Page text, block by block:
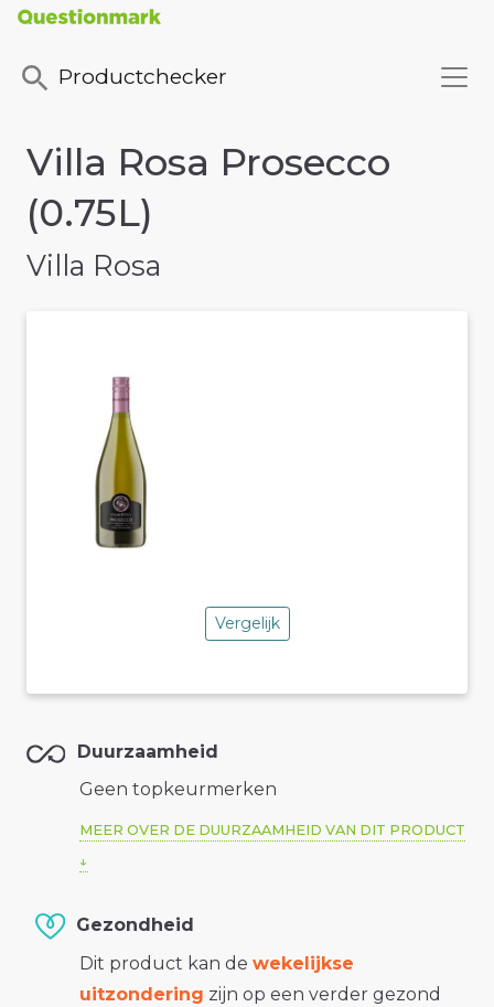
Productchecker
Villa Rosa Prosecco
(0.75L)
Villa Rosa
Vergelijk
Duurzaamheid
Geen topkeurmerken
MEER OVER DE DUURZAAMHEID VAN DIT PRODUCT
Gezondheid
Dit product kan de wekelijkse
uitzondering zijn op een verder gezond